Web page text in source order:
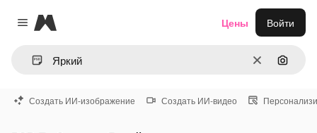
Close menu
Magnific
ОчиститьПоиск
Цены Войти
Создать ИИ-изображение Создать ИИ-видео